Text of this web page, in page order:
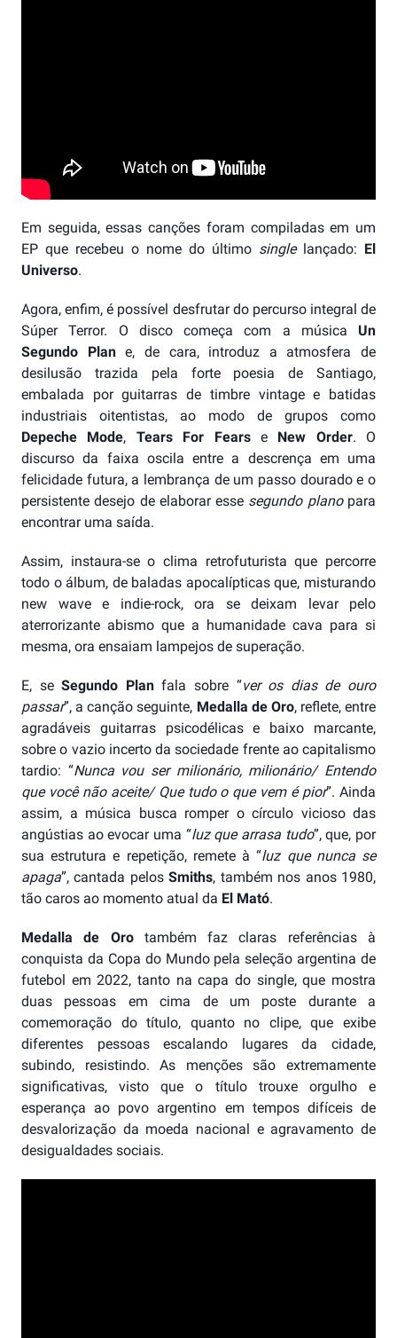
Em seguida, essas canções foram compiladas em um
EP que recebeu o nome do último singlelançado: El
Universo.
Agora, enfim, é possível desfrutar do percurso integral de
Súper Terror. O disco começa com a música Un
Segundo Plane, de cara, introduz a atmosfera de
desilusão trazida pela forte poesia de Santiago,
embalada por guitarras de timbre vintage e batidas
industriais oitentistas, ao modo de grupos como
Depeche Mode, Tears For Fears e New Order. O
discurso da faixa oscila entre a descrença em uma
felicidade futura, a lembrança de um passo dourado e o
persistente desejo de elaborar esse segundo planopara
encontrar uma saída.
Assim, instaura-se o clima retrofuturista que percorre
todo o álbum, de baladas apocalípticas que, misturando
new wave e indie-rock, ora se deixam levar pelo
aterrorizante abismo que a humanidade cava para si
mesma, ora ensaiam lampejos de superação.
E, seSegundo Planfala sobre “ver os dias de ouro
passar”, a canção seguinte, Medalla de Oro, reflete, entre
agradáveis guitarras psicodélicas e baixo marcante,
sobre o vazio incerto da sociedade frente ao capitalismo
tardio: “Nunca vou ser milionário, milionário/ Entendo
que você não aceite/ Que tudo o que vem é pior”. Ainda
assim, a música busca romper o círculo vicioso das
angústias ao evocar uma “luz que arrasa tudo”, que, por
sua estrutura e repetição, remete à “luz que nunca se
apaga”, cantada pelosSmiths, também nos anos 1980,
tão caros ao momento atual da El Mató.
Medalla de Orotambém faz claras referências à
conquista da Copa do Mundo pela seleção argentina de
futebol em 2022, tanto na capa do single, que mostra
duas pessoas em cima de um poste durante a
comemoração do título, quanto no clipe, que exibe
diferentes pessoas escalando lugares da cidade,
subindo, resistindo. As menções são extremamente
significativas, visto que o título trouxe orgulho e
esperança ao povo argentino em tempos difíceis de
desvalorização da moeda nacional e agravamento de
desigualdades sociais.